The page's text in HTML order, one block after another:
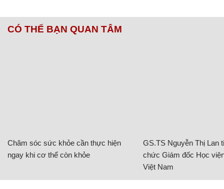
CÓ THỂ BẠN QUAN TÂM
Chăm sóc sức khỏe cần thực hiện
ngay khi cơ thể còn khỏe
GS.TS Nguyễn Thị Lan
chức Giám đốc Học
Việt Nam